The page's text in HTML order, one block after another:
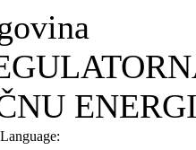
Language: